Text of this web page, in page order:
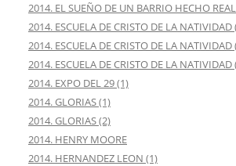
2014. EL SUEÑO DE UN BARRIO HECHO
2014. ESCUELA DE CRISTO DE LA NATIVIDAD
2014. ESCUELA DE CRISTO DE LA NATIVIDAD
2014. ESCUELA DE CRISTO DE LA NATIVIDAD
2014. EXPO DEL 29 (1)
2014. GLORIAS (1)
2014. GLORIAS (2)
2014. HENRY MOORE
2014. HERNANDEZ LEON (1)